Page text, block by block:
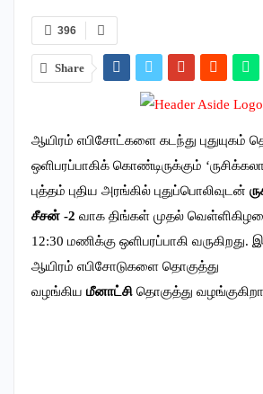
396
Share
ஆயிரம் எபிசோட்களை கடந்து புதுயுகம்
ஒளிபரப்பாகிக் கொண்டிருக்கும்
புத்தம் புதிய அரங்கில் புதுப்பொலிவுடன்
சீசன் -2 வாக திங்கள் முதல்
12:30 மணிக்கு ஒளிபரப்பாகி வருகிறது.
ஆயிரம் எபிசோடுகளை தொகுத்து
வழங்கிய மீனாட்சி தொகுத்து